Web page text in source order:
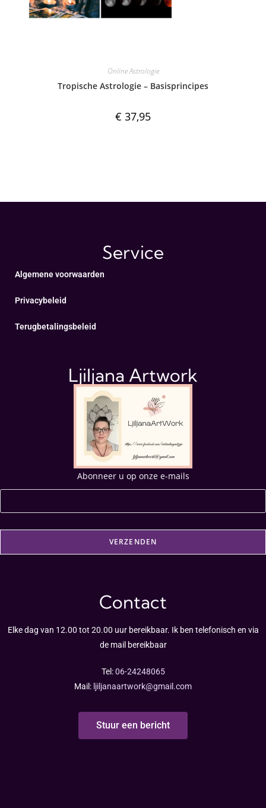
Online Astrologie
Tropische Astrologie – Basisprincipes
€ 37,95
Service
Algemene voorwaarden
Privacybeleid
Terugbetalingsbeleid
Ljiljana Artwork
Abonneer u op onze e-mails
Contact
Elke dag van 12.00 tot 20.00 uur bereikbaar. Ik ben telefonisch en via
de mail bereikbaar
Tel: 06-24248065
Mail: ljiljanaartwork@gmail.com
Stuur een bericht